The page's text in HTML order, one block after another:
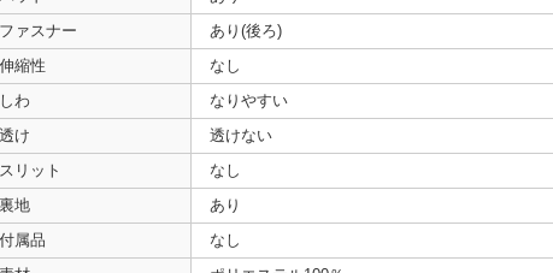
ファスナー
あり(後ろ)
伸縮性
なし
しわ
なりやすい
透け
透けない
スリット
なし
裏地
あり
付属品
なし